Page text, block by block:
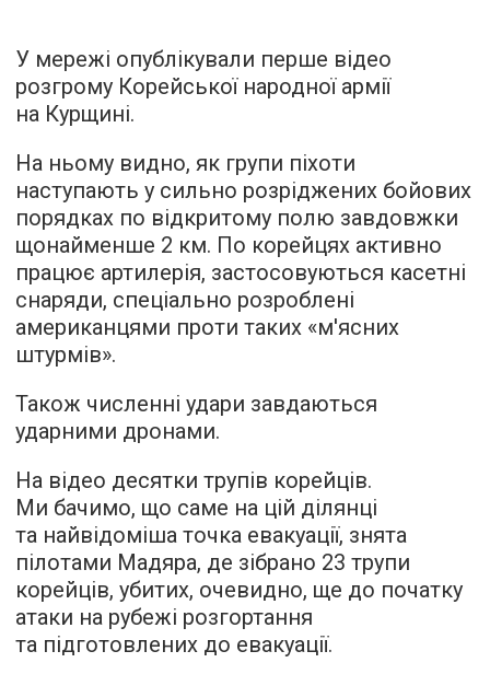
У мережі опублікували перше відео
розгрому Корейської народної армії
на Курщині.
На ньому видно, як групи піхоти
наступають у сильно розріджених бойових
порядках по відкритому полю завдовжки
щонайменше 2 км. По корейцях активно
працює артилерія, застосовуються касетні
снаряди, спеціально розроблені
американцями проти таких «м'ясних
штурмів».
Також численні удари завдаються
ударними дронами.
На відео десятки трупів корейців.
Ми бачимо, що саме на цій ділянці
та найвідоміша точка евакуації, знята
пілотами Мадяра, де зібрано 23 трупи
корейців, убитих, очевидно, ще до початку
атаки на рубежі розгортання
та підготовлених до евакуації.